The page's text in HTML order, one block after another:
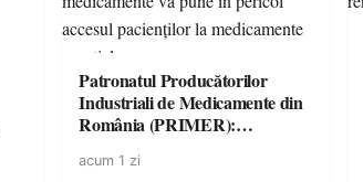
Patronatul Producătorilor
Industriali de Medicamente din
România (PRIMER):
energie electrică a fabricilor de
acum 1 zi